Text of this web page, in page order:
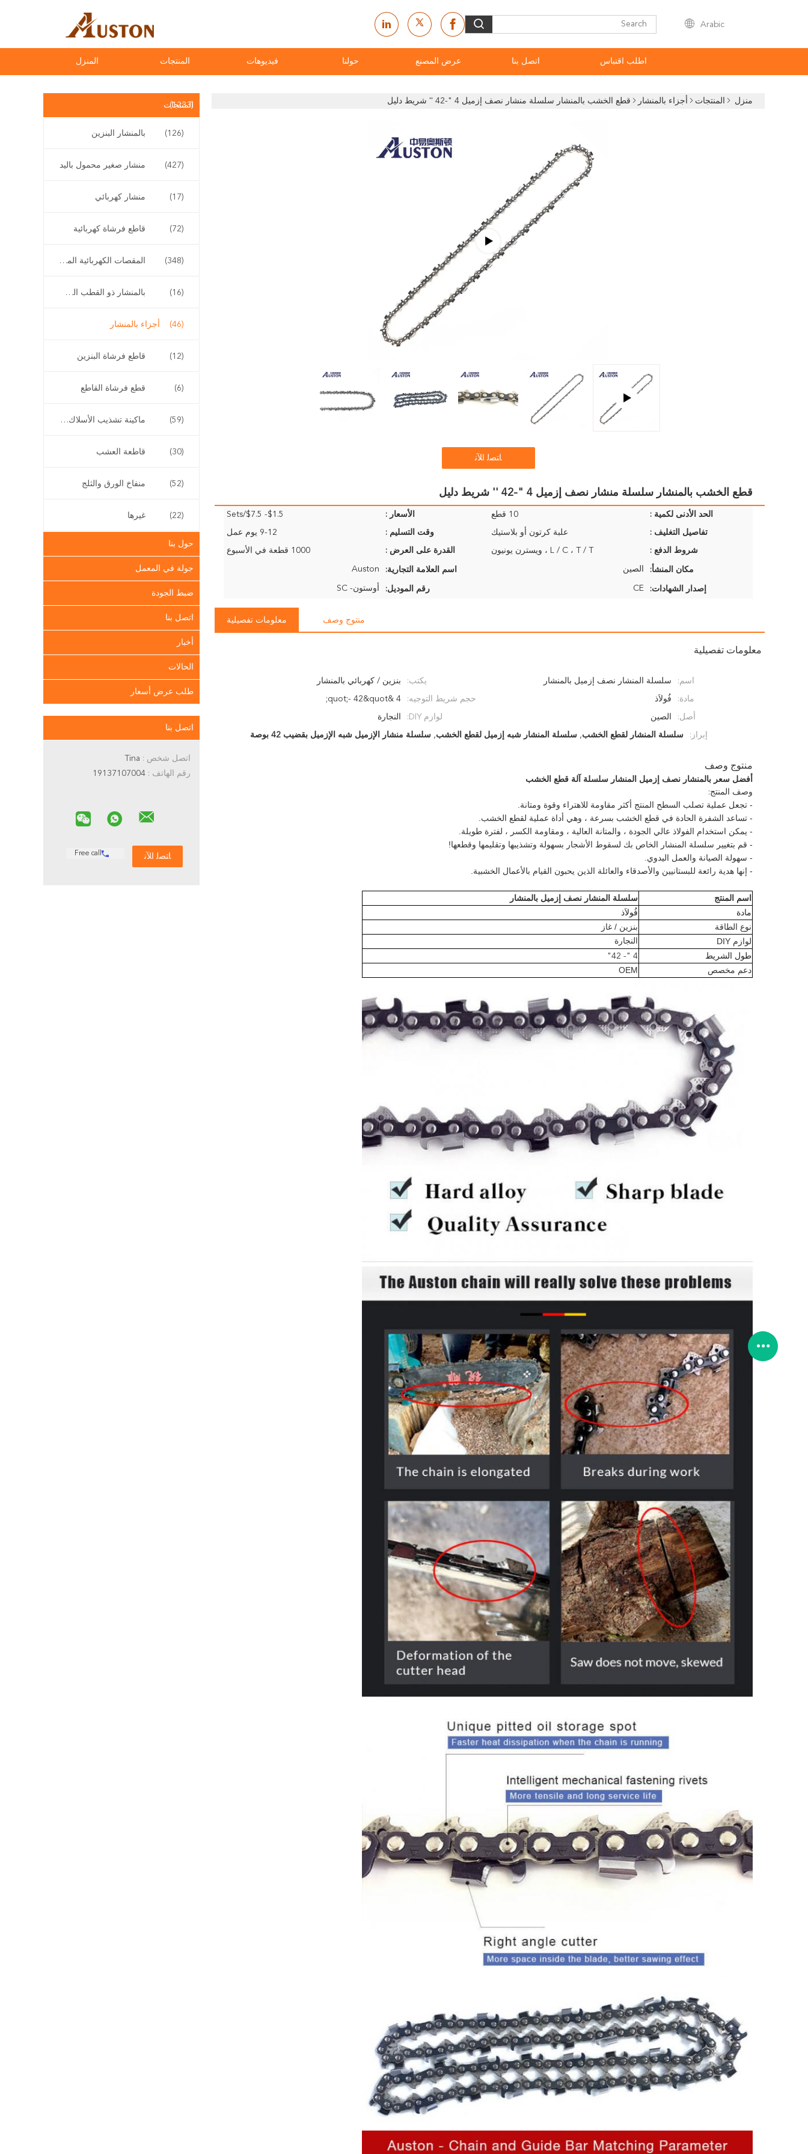
Arabic
المنزل المنتجات فيديوهات حولنا عرض المصنع اتصل بنا اطلب اقتباس
المنتجات(1233)
بالمنشار البنزين (126)
منشار صغير محمول باليد (427)
منشار كهربائي (17)
قاطع فرشاة كهربائية (72)
المقصات الكهربائية المقلم (348)
بالمنشار ذو القطب الطويل (16)
أجزاء بالمنشار (46)
قاطع فرشاة البنزين (12)
قطع فرشاة القاطع (6)
ماكينة تشذيب الأسلاك اللاسلكية (59)
قاطعة العشب (30)
منفاخ الورق والثلج (52)
غيرها (22)
حول بنا
جولة في المعمل
ضبط الجودة
اتصل بنا
أخبار
الحالات
طلب عرض أسعار
اتصل بنا
اتصل شخص :
رقم الهاتف :
Free call
منزل المنتجات أجزاء بالمنشار قطع الخشب بالمنشار سلسلة منشار نصف إزميل 4 "-42 '' شريط دليل
ﺎﺘﺼﻟ ﺍﻶﻧ
قطع الخشب بالمنشار سلسلة منشار نصف إزميل 4 "-42 '' شريط دليل
الحد الأدنى لكمية : 10 قطع الأسعار : $1.5- $7.5/Sets
تفاصيل التغليف : علبة كرتون أو بلاستيك وقت التسليم : 9-12 يوم عمل
شروط الدفع : L / C ، T / T ، ويسترن يونيون القدرة على العرض : 1000 قطعة في الأسبوع
مكان المنشأ: الصين اسم العلامة التجارية: Auston
إصدار الشهادات: CE رقم الموديل: أوستون- SC
معلومات تفصيلية منتوج وصف
معلومات تفصيلية
اسم: سلسلة المنشار نصف إزميل بالمنشار يكتب: بنزين / كهربائي بالمنشار
مادة: فُولاَذ حجم شريط التوجيه: 4 &quot;- 42&quot;
أصل: الصين لوازم DIY: النجارة
إبراز: سلسلة المنشار لقطع الخشب, سلسلة المنشار شبه إزميل لقطع الخشب, سلسلة منشار الإزميل شبه الإزميل بقضيب 42 بوصة
منتوج وصف
أفضل سعر بالمنشار نصف إزميل المنشار سلسلة آلة قطع الخشب
وصف المنتج:
- تجعل عملية تصلب السطح المنتج أكثر مقاومة للاهتراء وقوة ومتانة.
- تساعد الشفرة الحادة في قطع الخشب بسرعة ، وهي أداة عملية لقطع الخشب.
- يمكن استخدام الفولاذ عالي الجودة ، والمتانة العالية ، ومقاومة الكسر ، لفترة طويلة.
- قم بتغيير سلسلة المنشار الخاص بك لسقوط الأشجار بسهولة وتشذيبها وتقليمها وقطعها!
- سهولة الصيانة والعمل اليدوي.
- إنها هدية رائعة للبستانيين والأصدقاء والعائلة الذين يحبون القيام بالأعمال الخشبية.
اسم المنتج سلسلة المنشار نصف إزميل بالمنشار
مادة فُولاَذ
نوع الطاقة
بنزين / غاز
لوازم DIY
النجارة
طول الشريط
4 "- 42"
دعم مخصص OEM